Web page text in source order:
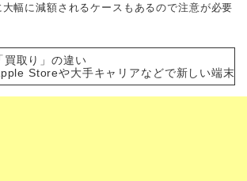
幅に減額されるケースもあるので注意が必要
取り」の違い
Storeや大手キャリアなどで新しい端末